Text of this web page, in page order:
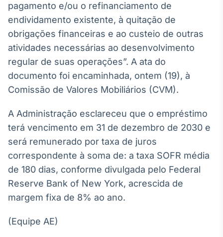
personalizados
Soluções de Dados
e Conteúdos
OTC
Plataforma para
negociação de
Broadcast
Datafeed
APIs para
integração de
conteúdos e
dados
Broadcast
Ticker
pagamento e/ou o refinanciamento de
endividamento existente, à quitação de
obrigações financeiras e ao custeio de outras
atividades necessárias ao desenvolvimento
regular de suas operações”. A ata do
documento foi encaminhada, ontem (19), à
Comissão de Valores Mobiliários (CVM).
A Administração esclareceu que o empréstimo
terá vencimento em 31 de dezembro de 2030 e
será remunerado por taxa de juros
correspondente à soma de: a taxa SOFR média
de 180 dias, conforme divulgada pelo Federal
Reserve Bank of New York, acrescida de
margem fixa de 8% ao ano.
(Equipe AE)